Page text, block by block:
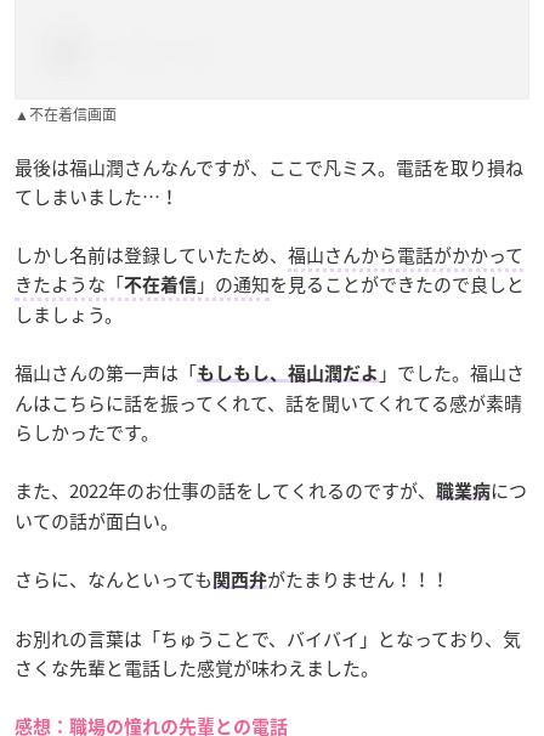
▲不在着信画面
最後は福山潤さんなんですが、ここで凡ミス。電話を取り損ね
てしまいました…！
しかし名前は登録していたため、 福山さんから電話がかかって
きたような「不在着信 」の通知を見ることができたので良しと
しましょう。
福山さんの第一声は「もしもし、福山潤だよ 」でした。福山さ
んはこちらに話を振ってくれて、話を聞いてくれてる感が素晴
らしかったです。
また、2022年のお仕事の話をしてくれるのですが、 職業病につ
いての話が面白い。
さらに、なんといっても 関西弁がたまりません！！！
お別れの言葉は「ちゅうことで、バイバイ」となっており、気
さくな先輩と電話した感覚が味わえました。
感想：職場の憧れの先輩との電話